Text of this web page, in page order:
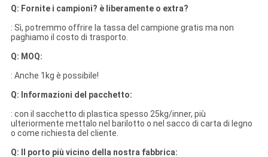
Q: Fornite i campioni? è liberamente o extra?
: Sì, potremmo offrire la tassa del campione gratis ma non
paghiamo il costo di trasporto.
Q: MOQ:
: Anche 1kg è possibile!
Q: Informazioni del pacchetto:
: con il sacchetto di plastica spesso 25kg/inner, più
ulteriormente mettalo nel barilotto o nel sacco di carta di legno
o come richiesta del cliente.
Q: Il porto più vicino della nostra fabbrica: